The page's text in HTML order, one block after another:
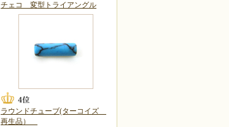
チェコ 変型トライアングル
ラウンドチューブ(ターコイズ
再生品）